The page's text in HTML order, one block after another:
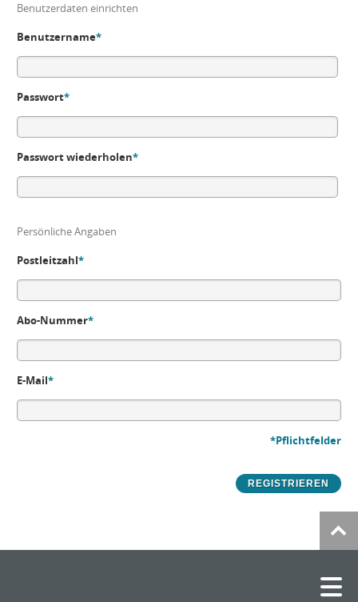
Benutzerdaten einrichten
Benutzername*
Passwort*
Passwort wiederholen*
Persönliche Angaben
Postleitzahl*
Abo-Nummer*
E-Mail*
*Pflichtfelder